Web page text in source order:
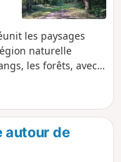
les paysages
naturelle
les forêts, avec
un petit peu
fléché par endroit
deux portions
de chemins non
autour de